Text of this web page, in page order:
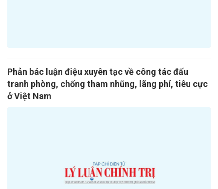
Phản bác luận điệu xuyên tạc về công tác đấu
tranh phòng, chống tham nhũng, lãng phí, tiêu cực
ở Việt Nam